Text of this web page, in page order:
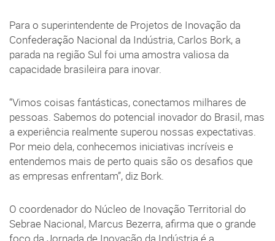
Para o superintendente de Projetos de Inovação da
Confederação Nacional da Indústria, Carlos Bork, a
parada na região Sul foi uma amostra valiosa da
capacidade brasileira para inovar.
“Vimos coisas fantásticas, conectamos milhares de
pessoas. Sabemos do potencial inovador do Brasil, mas
a experiência realmente superou nossas expectativas.
Por meio dela, conhecemos iniciativas incríveis e
entendemos mais de perto quais são os desafios que
as empresas enfrentam”, diz Bork.
O coordenador do Núcleo de Inovação Territorial do
Sebrae Nacional, Marcus Bezerra, afirma que o grande